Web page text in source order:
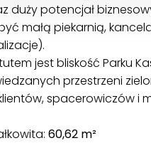
duży potencjał
małą piekarnią,
jest bliskość Parku
przestrzeni
spacerowiczów i
60,62 m²